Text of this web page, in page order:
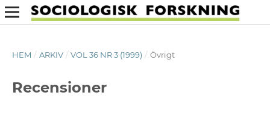
HEM / ARKIV / VOL 36 NR 3 (1999) / Övrigt
Recensioner